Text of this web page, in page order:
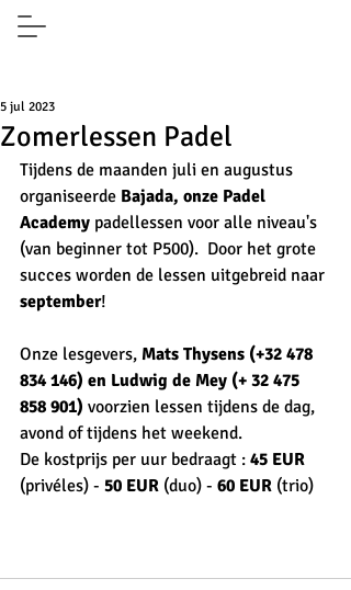
Zomerlessen Padel
5 jul 2023
Tijdens de maanden juli en augustus
organiseerde Bajada, onze Padel
Academy padellessen voor alle niveau's
(van beginner tot P500).  Door het grote
succes worden de lessen uitgebreid naar
september!
Onze lesgevers, Mats Thysens (+32 478
834 146) en Ludwig de Mey (+ 32 475
858 901) voorzien lessen tijdens de dag,
avond of tijdens het weekend.
De kostprijs per uur bedraagt : 45 EUR
(privéles) - 50 EUR (duo) - 60 EUR (trio)